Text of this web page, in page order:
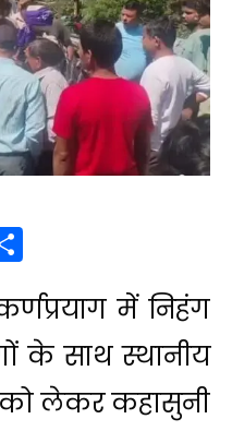
में निहंग
के साथ स्थानीय
को लेकर कहासुनी